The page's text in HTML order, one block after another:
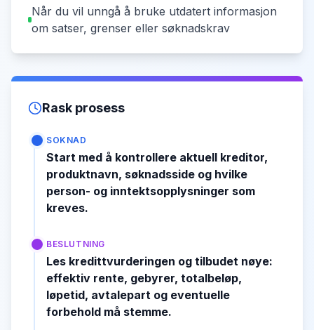
Når du vil unngå å bruke utdatert informasjon
om satser, grenser eller søknadskrav
Rask prosess
SOKNAD
Start med å kontrollere aktuell kreditor,
produktnavn, søknadsside og hvilke
person- og inntektsopplysninger som
kreves.
BESLUTNING
Les kredittvurderingen og tilbudet nøye:
effektiv rente, gebyrer, totalbeløp,
løpetid, avtalepart og eventuelle
forbehold må stemme.